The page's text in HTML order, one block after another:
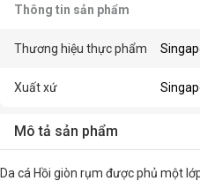
Thông tin sản phẩm
Thương hiệu thực phẩm
Xuất xứ
Mô tả sản phẩm
Da cá Hồi giòn rụm được phủ một